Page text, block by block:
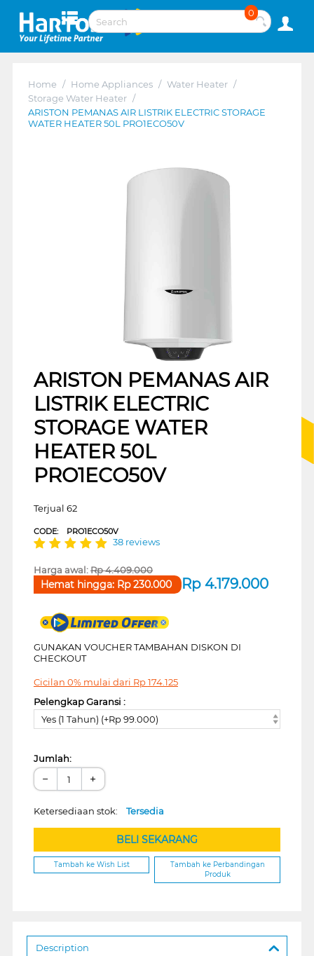
0
Home / Home Appliances / Water Heater /
Storage Water Heater /
ARISTON PEMANAS AIR LISTRIK ELECTRIC STORAGE
WATER HEATER 50L PRO1ECO50V
ARISTON PEMANAS AIR
LISTRIK ELECTRIC
STORAGE WATER
HEATER 50L
PRO1ECO50V
Terjual 62
CODE: PRO1ECO50V
38 reviews
Harga awal:Rp4.409.000
Rp 4.179.000
Hemat hingga: Rp230.000
GUNAKAN VOUCHER TAMBAHAN DISKON DI
CHECKOUT
Cicilan 0% mulai dari Rp174.125
Pelengkap Garansi :
Yes (1 Tahun) (+Rp 99.000)
Jumlah:
− +
Ketersediaan stok: Tersedia
BELI SEKARANG
Tambah ke Wish List
Tambah ke Perbandingan
Produk
Description